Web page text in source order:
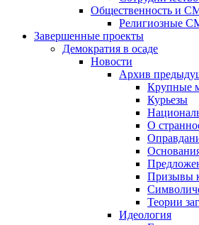
Общественность и
Религиозные
Завершенные проекты
Демократия в осаде
Новости
Архив
Крупные
Курьезы
О
Призывы к
Теории
Идеология